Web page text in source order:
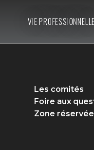
VIE PROFESSIONNELLE
Les comités
Foire aux
Zone réservée